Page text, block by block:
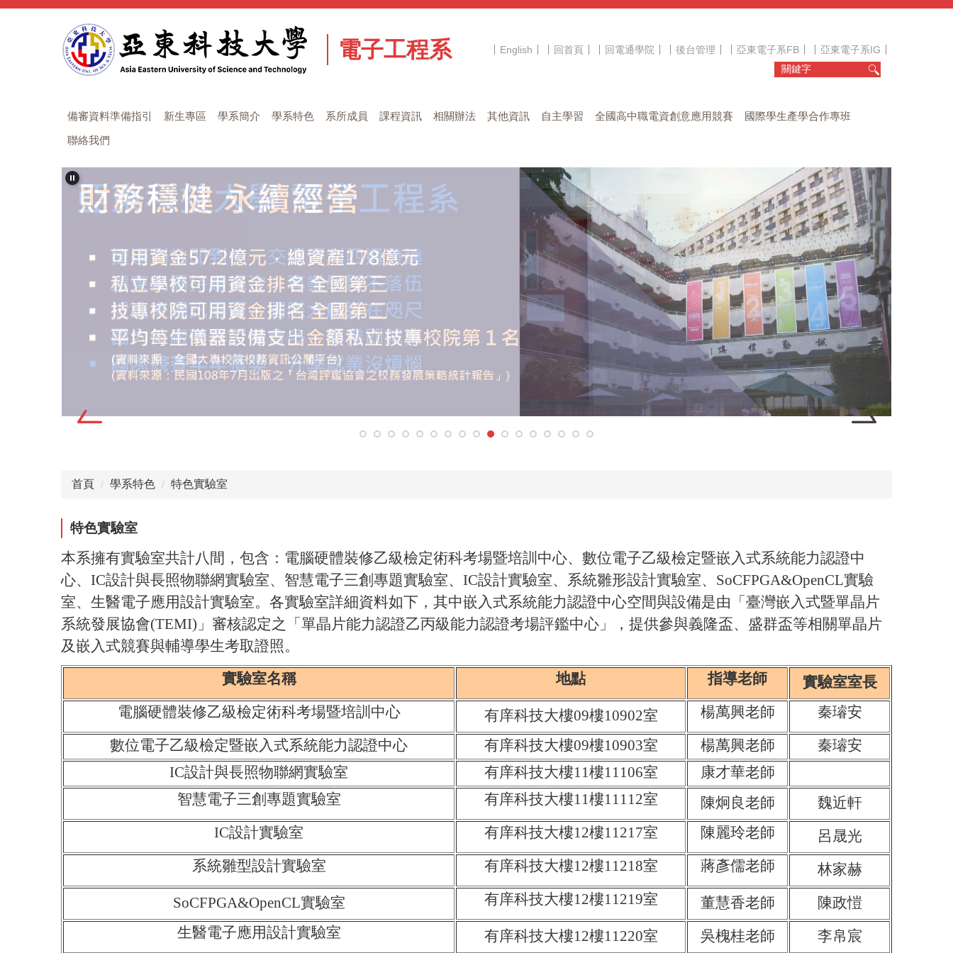
跳
電子工程系 English 回首頁 回電通學院 後台管理 亞東電子系FB 亞東電子系IG
備審資料準備指引 新生專區 學系簡介 學系特色 系所成員 課程資訊 相關辦法 其他資訊 自主學習 全國高中職電資創意應用競賽
國際學生產學合作專班
聯絡我們
首頁 學系特色 特色實驗室
特色實驗室
本系擁有實驗室共計八間，包含：電腦硬體裝修乙級檢定術科考場暨培訓中心、數位電子乙級檢定暨嵌入式系統能力認證中
心、IC設計與長照物聯網實驗室、智慧電子三創專題實驗室、IC設計實驗室、系統雛形設計實驗室、SoCFPGA&OpenCL實驗
室、生醫電子應用設計實驗室。各實驗室詳細資料如下，其中嵌入式系統能力認證中心空間與設備是由「臺灣嵌入式暨單晶片
系統發展協會(TEMI)」審核認定之「單晶片能力認證乙丙級能力認證考場評鑑中心」，提供參與義隆盃、盛群盃等相關單晶片
及嵌入式競賽與輔導學生考取證照。
實驗室名稱
地點 指導老師
實驗室室長
電腦硬體裝修乙級檢定術科考場暨培訓中心
有庠科技大樓09樓10902室 楊萬興老師
秦璿安
數位電子乙級檢定暨嵌入式系統能力認證中心
有庠科技大樓09樓10903室 楊萬興老師
秦璿安
IC設計與長照物聯網實驗室
有庠科技大樓11樓11106室
康才華老師
智慧電子三創專題實驗室
有庠科技大樓11樓11112室 陳炯良老師
魏近軒
IC設計實驗室
有庠科技大樓12樓11217室 陳麗玲老師
呂晟光
系統雛型設計實驗室
有庠科技大樓12樓11218室 蔣彥儒老師
林家赫
SoCFPGA&OpenCL實驗室
有庠科技大樓12樓11219室 董慧香老師
陳政愷
生醫電子應用設計實驗室
有庠科技大樓12樓11220室 吳槐桂老師 李帛宸